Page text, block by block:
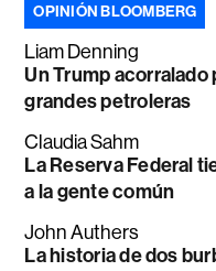
OPINIÓN BLOOMBERG
Liam Denning
Un Trump
grandes petroleras
Claudia Sahm
La Reserva Federal
a la gente común
John Authers
La historia de dos